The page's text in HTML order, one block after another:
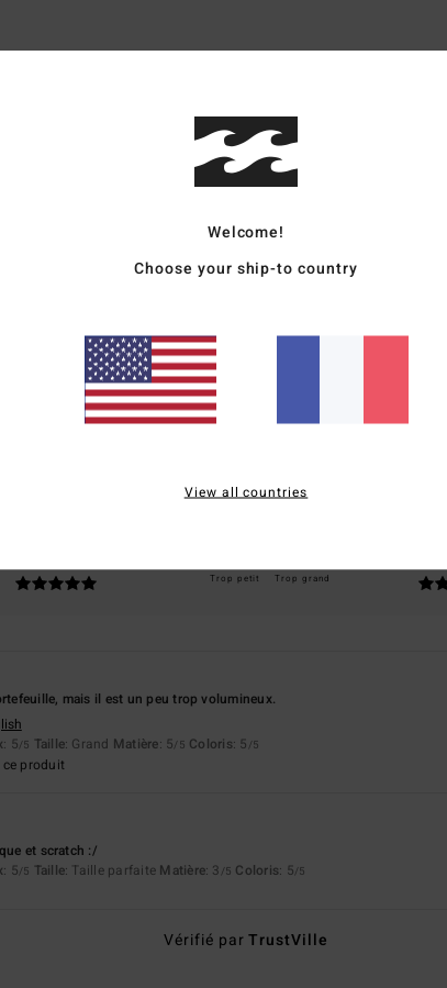
Note moyenne
4.0
50% de nos clients recommandent ce produit
qualité / prix
Trop petit Trop grand
mais il est un peu trop volumineux.
: 5/5 Taille: Grand Matière: 5/5 Coloris: 5 /5
produit
et scratch :/
: 5/5 Taille: Taille parfaite Matière: 3 /5 Coloris: 5/5
Vérifié parTrustVille
Welcome!
Choose your ship-to country
View all countries